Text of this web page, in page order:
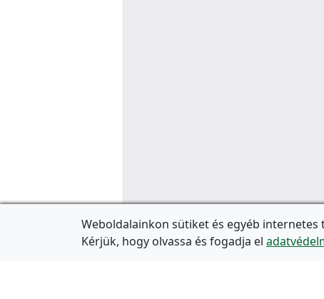
Weboldalainkon sütiket és egyéb
Kérjük, hogy olvassa és fogadja el